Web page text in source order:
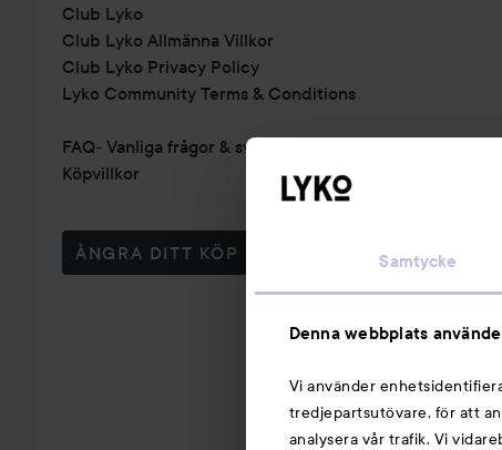
Samtycke
Denna webbplats
Vi använder
tredjepartsutövare, för att
analysera vår trafik. Vi
Club Lyko
Club Lyko Allmänna Villkor
Club Lyko Privacy Policy
Lyko Community Terms & Conditions
FAQ- Vanliga frågor & svar
Köpvillkor
ÅNGRA DITT KÖP